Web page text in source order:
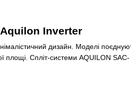
Aquilon Inverter
дизайн. Моделі
площі. Спліт-системи AQUILON